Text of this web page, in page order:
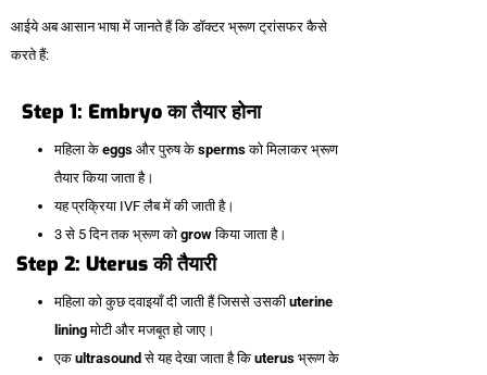
आईये अब आसान भाषा में जानते हैं कि डॉक्टर भ्रूण ट्रांसफर कैसे
करते हैं:
Step 1: Embryo का तैयार होना
महिला के eggs और पुरुष के spermsको मिलाकर भ्रूण
तैयार किया जाता है।
यह प्रक्रिया IVF लैब में की जाती है।
3 से 5 दिन तक भ्रूण को growकिया जाता है।
Step 2: Uterus की तैयारी
महिला को कुछ दवाइयाँ दी जाती हैं जिससे उसकी uterine
liningमोटी और मजबूत हो जाए।
एक ultrasound से यह देखा जाता है कि uterus भ्रूण के